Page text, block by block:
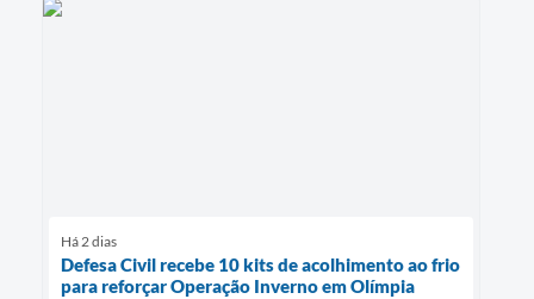
Há 2 dias
Defesa Civil recebe 10 kits de acolhimento ao frio
para reforçar Operação Inverno em Olímpia